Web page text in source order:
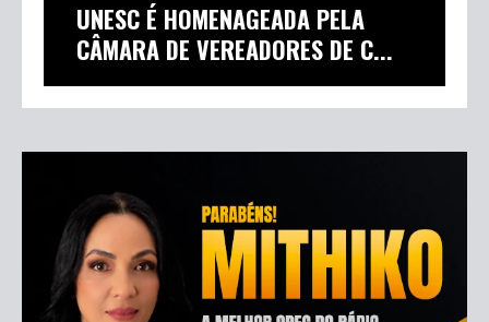
UNESC É HOMENAGEADA PELA
CÂMARA DE VEREADORES DE C...